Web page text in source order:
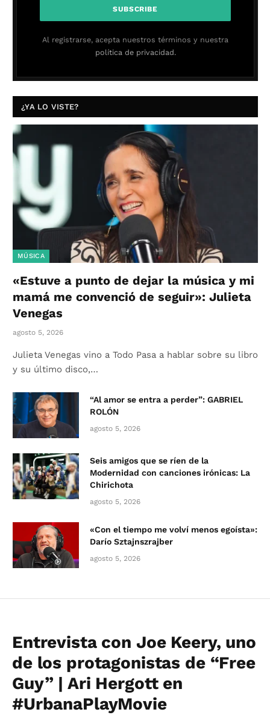
Al registrarse, acepta nuestros términos y nuestra
política de privacidad.
¿YA LO VISTE?
MÚSICA
«Estuve a punto de dejar la música y mi
mamá me convenció de seguir»: Julieta
Venegas
agosto 5, 2026
Julieta Venegas vino a Todo Pasa a hablar sobre su libro
y su último disco,…
“Al amor se entra a perder”: GABRIEL
ROLÓN
agosto 5, 2026
Seis amigos que se ríen de la
Modernidad con canciones irónicas: La
Chirichota
agosto 5, 2026
«Con el tiempo me volví menos egoísta»:
Darío Sztajnszrajber
agosto 5, 2026
Entrevista con Joe Keery, uno
de los protagonistas de “Free
Guy” | Ari Hergott en
#UrbanaPlayMovie